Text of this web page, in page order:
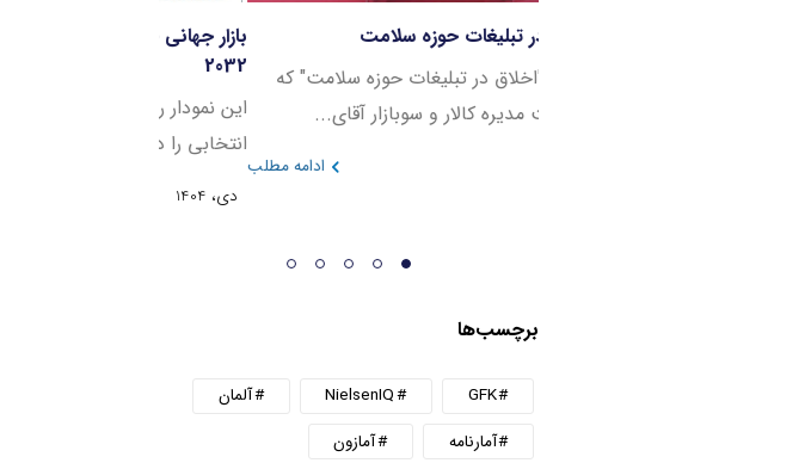
پنل اخلاق در تبلیغات حوزه سلامت
در نشست "اخلاق در تبلیغات حوزه سلامت" که
رئیس هیئت مدیره کالار و سوبازار آقای...
برچسب‌ها
GFK
NielsenIQ
آلمان
آمارنامه
آمازون